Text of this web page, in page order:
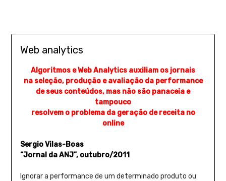
Web analytics
Algoritmos e Web Analytics auxiliam os jornais
na seleção, produção e avaliação da performance
de seus conteúdos, mas não são panaceia e
tampouco
resolvem o problema da geração de receita no
online
Sergio Vilas-Boas
“Jornal da ANJ”, outubro/2011
Ignorar a performance de um determinado produto ou